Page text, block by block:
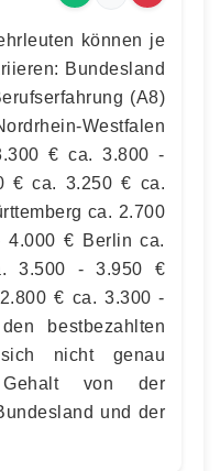
können je
Bundesland
(A8)
Westfalen
€ ca. 3.800 -
€ ca. 3.250 € ca.
ca. 2.700
€ Berlin ca.
3.500 - 3.950 €
€ ca. 3.300 -
bestbezahlten
nicht genau
von der
und der